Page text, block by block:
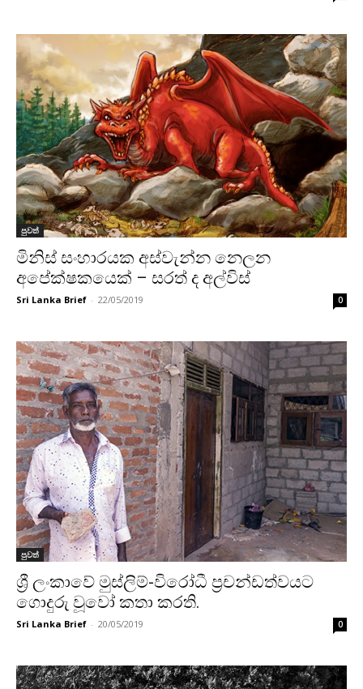
පුවත්
මිනිස් සංහාරයක අස්වැන්න නෙලන
අපේක්ෂකයෙක් – සරත් ද අල්විස්
Sri Lanka Brief - 22/05/2019 0
පුවත්
ශ්‍රී ලංකාවේ මුස්ලිම්-විරෝධී ප්‍රචන්ඩත්වයට
ගොදුරු වූවෝ කතා කරති.
Sri Lanka Brief - 20/05/2019 0